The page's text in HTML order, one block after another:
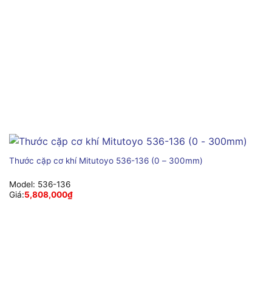
Thước cặp cơ khí Mitutoyo 536-136 (0 – 300mm)
Model: 536-136
Giá:5,808,000₫